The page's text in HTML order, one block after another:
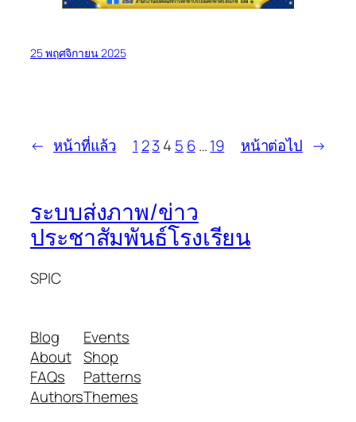
25 พฤศจิกายน 2025
← หน้าที่แล้ว 1 23 4 5 6 …19 หน้าต่อไป →
ระบบส่งภาพ/ข่าว
ประชาสัมพันธ์โรงเรียน
SPIC
Blog
About
FAQs
Authors
Events
Shop
Patterns
Themes